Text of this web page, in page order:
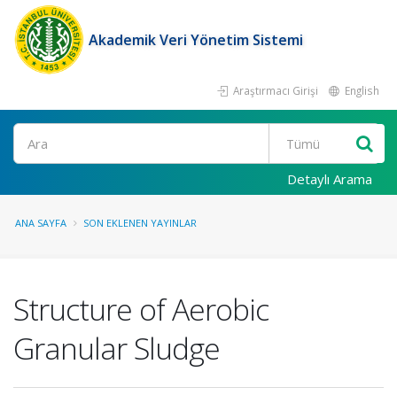
Akademik Veri Yönetim Sistemi
Araştırmacı Girişi English
Ara
Detaylı Arama
ANA SAYFA SON EKLENEN YAYINLAR
Structure of Aerobic
Granular Sludge